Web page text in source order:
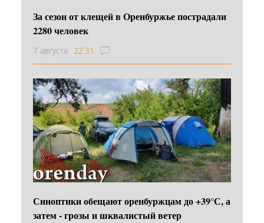
За сезон от клещей в Оренбуржье пострадали
2280 человек
7 августа 22:31
Синоптики обещают оренбуржцам до +39°С, а
затем - грозы и шквалистый ветер